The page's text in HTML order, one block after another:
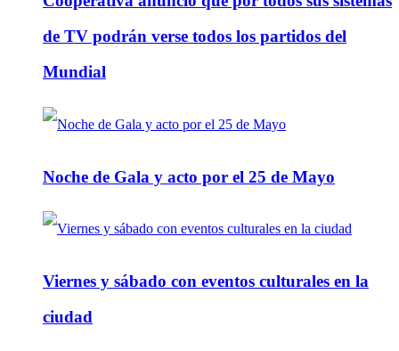
de TV podrán verse todos los partidos del
Mundial
Noche de Gala y acto por el 25 de Mayo
Viernes y sábado con eventos culturales en la
ciudad